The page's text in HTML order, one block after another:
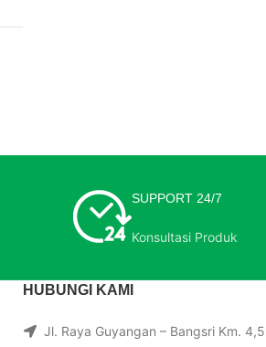
SUPPORT 24/7
Konsultasi Produk
HUBUNGI KAMI
Jl. Raya Guyangan – Bangsri Km. 4,5